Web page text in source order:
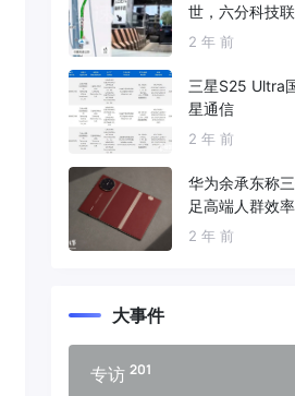
世，六分科技
布免费服务
2 年 前
三星S25 Ultra
星通信
2 年 前
华为余承东称
足高端人群效
2 年 前
大事件
专访 201